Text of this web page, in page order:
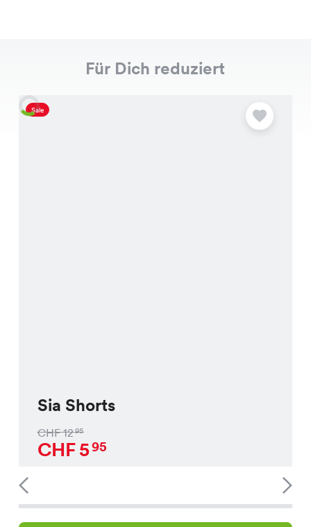
Für Dich reduziert
Sale
Sia Shorts
CHF1295
CHF595